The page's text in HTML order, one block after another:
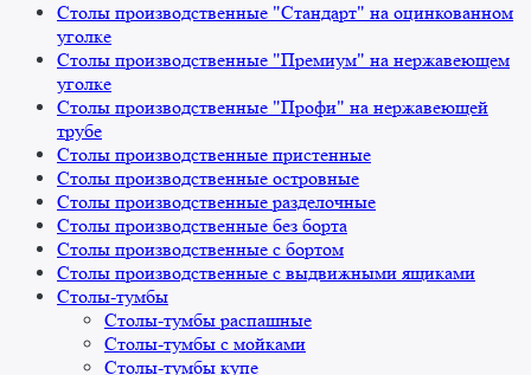
Столы производственные "Стандарт" на оцинкованном
уголке
Столы производственные "Премиум" на нержавеющем
уголке
Столы производственные "Профи" на нержавеющей
трубе
Столы производственные пристенные
Столы производственные островные
Столы производственные разделочные
Столы производственные без борта
Столы производственные с бортом
Столы производственные с выдвижными ящиками
Столы-тумбы
Столы-тумбы распашные
Столы-тумбы с мойками
Столы-тумбы купе